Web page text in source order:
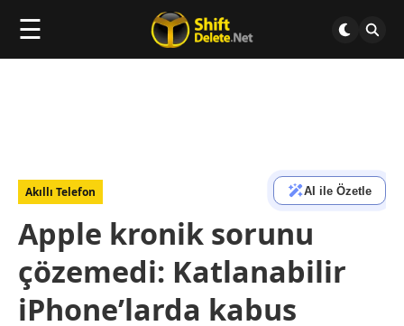
☰
Akıllı Telefon AI ile Özetle
Apple kronik sorunu
çözemedi: Katlanabilir
iPhone’larda kabus